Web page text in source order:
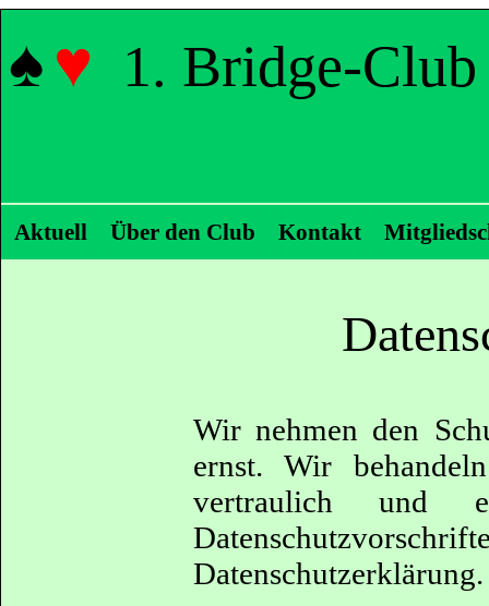
♠♥ 1. Bridge-
Aktuell Über den Club Kontakt
Wir nehmen den
ernst. Wir
vertraulich und
Datenschutzerklärung.